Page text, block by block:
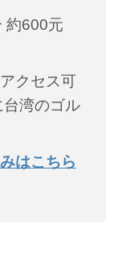
約600元
クセス可
湾のゴル
はこちら